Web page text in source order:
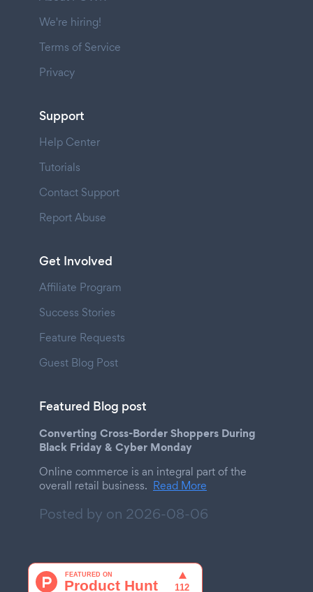
We're hiring!
Terms of Service
Privacy
Support
Help Center
Tutorials
Contact Support
Report Abuse
Get Involved
Affiliate Program
Success Stories
Feature Requests
Guest Blog Post
Featured Blog post
Converting Cross-Border Shoppers During
Black Friday & Cyber Monday
Online commerce is an integral part of the
overall retail business. Read More
Posted by on 2026-08-06